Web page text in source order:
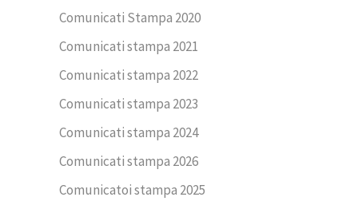
Comunicati Stampa 2020
Comunicati stampa 2021
Comunicati stampa 2022
Comunicati stampa 2023
Comunicati stampa 2024
Comunicati stampa 2026
Comunicatoi stampa 2025